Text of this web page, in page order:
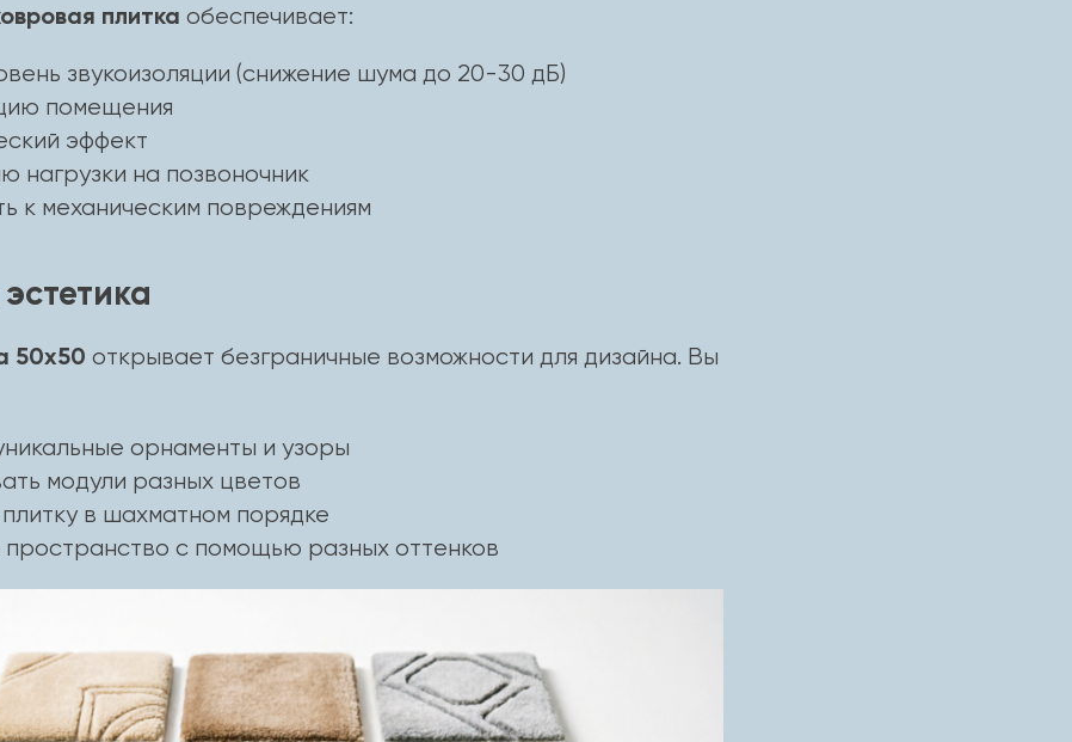
плитка обеспечивает:
звукоизоляции (снижение шума до 20-30 дБ)
помещения
эффект
нагрузки на позвоночник
к механическим повреждениям
50х50 открывает безграничные возможности для дизайна. Вы
орнаменты и узоры
модули разных цветов
в шахматном порядке
пространство с помощью разных оттенков